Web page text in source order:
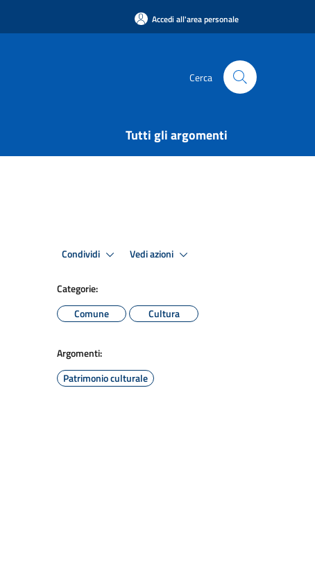
Accedi all'area personale
Cerca
Tutti gli argomenti
Condividi Vedi azioni
Categorie:
Comune
Cultura
Argomenti:
Patrimonio culturale